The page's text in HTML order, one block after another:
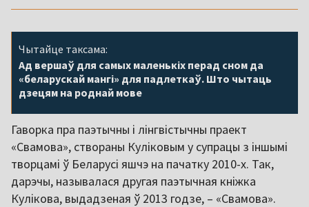
Чытайце таксама:
Ад вершаў для самых маленькіх перад сном да
«беларускай мангі» для падлеткаў. Што чытаць
дзецям на роднай мове
Гаворка пра паэтычны і лінгвістычны праект
«Свамова», створаны Куліковым у супрацы з іншымі
творцамі ў Беларусі яшчэ на пачатку 2010-х. Так,
дарэчы, называлася другая паэтычная кніжка
Кулікова, выдадзеная ў 2013 годзе, – «Свамова».